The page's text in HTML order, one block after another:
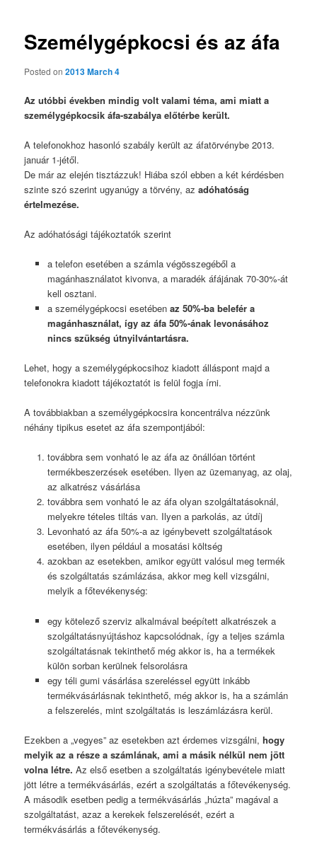
Személygépkocsi és az áfa
Posted on2013 March 4
Az utóbbi években mindig volt valami téma, ami miatt a
személygépkocsik áfa-szabálya előtérbe került.
A telefonokhoz hasonló szabály került az áfatörvénybe 2013.
január 1-jétől.
De már az elején tisztázzuk! Hiába szól ebben a két kérdésben
szinte szó szerint ugyanúgy a törvény, azadóhatóság
értelmezése.
Az adóhatósági tájékoztatók szerint
a telefon esetében a számla végösszegéből a
magánhasználatot kivonva, a maradék áfájának 70-30%-át
kell osztani.
a személygépkocsi esetében az 50%-ba belefér a
magánhasználat, így az áfa 50%-ának levonásához
nincs szükség útnyilvántartásra.
Lehet, hogy a személygépkocsihoz kiadott álláspont majd a
telefonokra kiadott tájékoztatót is felül fogja írni.
A továbbiakban a személygépkocsira koncentrálva nézzünk
néhány tipikus esetet az áfa szempontjából:
továbbra sem vonható le az áfa az önállóan történt
termékbeszerzések esetében. Ilyen az üzemanyag, az olaj,
az alkatrész vásárlása
továbbra sem vonható le az áfa olyan szolgáltatásoknál,
melyekre tételes tiltás van. Ilyen a parkolás, az útdíj
Levonható az áfa 50%-a az igénybevett szolgáltatások
esetében, ilyen például a mosatási költség
azokban az esetekben, amikor együtt valósul meg termék
és szolgáltatás számlázása, akkor meg kell vizsgálni,
melyik a főtevékenység:
egy kötelező szerviz alkalmával beépített alkatrészek a
szolgáltatásnyújtáshoz kapcsolódnak, így a teljes számla
szolgáltatásnak tekinthető még akkor is, ha a termékek
külön sorban kerülnek felsorolásra
egy téli gumi vásárlása szereléssel együtt inkább
termékvásárlásnak tekinthető, még akkor is, ha a számlán
a felszerelés, mint szolgáltatás is leszámlázásra kerül.
Ezekben a „vegyes” az esetekben azt érdemes vizsgálni, hogy
melyik az a része a számlának, ami a másik nélkül nem jött
volna létre. Az első esetben a szolgáltatás igénybevétele miatt
jött létre a termékvásárlás, ezért a szolgáltatás a főtevékenység.
A második esetben pedig a termékvásárlás „húzta” magával a
szolgáltatást, azaz a kerekek felszerelését, ezért a
termékvásárlás a főtevékenység.